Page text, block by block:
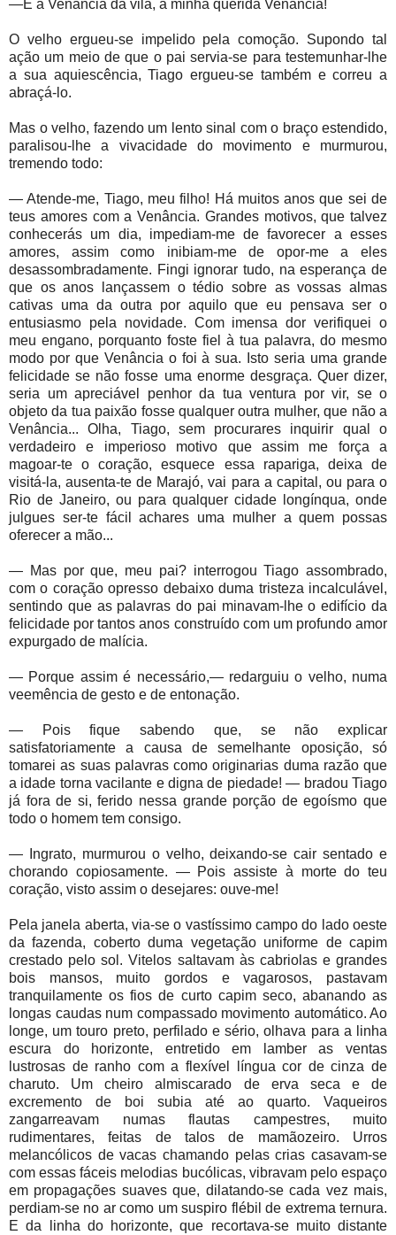
—É a Venância da vila, a minha querida Venância!
O velho ergueu-se impelido pela comoção. Supondo tal
ação um meio de que o pai servia-se para testemunhar-lhe
a sua aquiescência, Tiago ergueu-se também e correu a
abraçá-lo.
Mas o velho, fazendo um lento sinal com o braço estendido,
paralisou-lhe a vivacidade do movimento e murmurou,
tremendo todo:
— Atende-me, Tiago, meu filho! Há muitos anos que sei de
teus amores com a Venância. Grandes motivos, que talvez
conhecerás um dia, impediam-me de favorecer a esses
amores, assim como inibiam-me de opor-me a eles
desassombradamente. Fingi ignorar tudo, na esperança de
que os anos lançassem o tédio sobre as vossas almas
cativas uma da outra por aquilo que eu pensava ser o
entusiasmo pela novidade. Com imensa dor verifiquei o
meu engano, porquanto foste fiel à tua palavra, do mesmo
modo por que Venância o foi à sua. Isto seria uma grande
felicidade se não fosse uma enorme desgraça. Quer dizer,
seria um apreciável penhor da tua ventura por vir, se o
objeto da tua paixão fosse qualquer outra mulher, que não a
Venância... Olha, Tiago, sem procurares inquirir qual o
verdadeiro e imperioso motivo que assim me força a
magoar-te o coração, esquece essa rapariga, deixa de
visitá-la, ausenta-te de Marajó, vai para a capital, ou para o
Rio de Janeiro, ou para qualquer cidade longínqua, onde
julgues ser-te fácil achares uma mulher a quem possas
oferecer a mão...
— Mas por que, meu pai? interrogou Tiago assombrado,
com o coração opresso debaixo duma tristeza incalculável,
sentindo que as palavras do pai minavam-lhe o edifício da
felicidade por tantos anos construído com um profundo amor
expurgado de malícia.
— Porque assim é necessário,— redarguiu o velho, numa
veemência de gesto e de entonação.
— Pois fique sabendo que, se não explicar
satisfatoriamente a causa de semelhante oposição, só
tomarei as suas palavras como originarias duma razão que
a idade torna vacilante e digna de piedade! — bradou Tiago
já fora de si, ferido nessa grande porção de egoísmo que
todo o homem tem consigo.
— Ingrato, murmurou o velho, deixando-se cair sentado e
chorando copiosamente. — Pois assiste à morte do teu
coração, visto assim o desejares: ouve-me!
Pela janela aberta, via-se o vastíssimo campo do lado oeste
da fazenda, coberto duma vegetação uniforme de capim
crestado pelo sol. Vitelos saltavam às cabriolas e grandes
bois mansos, muito gordos e vagarosos, pastavam
tranquilamente os fios de curto capim seco, abanando as
longas caudas num compassado movimento automático. Ao
longe, um touro preto, perfilado e sério, olhava para a linha
escura do horizonte, entretido em lamber as ventas
lustrosas de ranho com a flexível língua cor de cinza de
charuto. Um cheiro almiscarado de erva seca e de
excremento de boi subia até ao quarto. Vaqueiros
zangarreavam numas flautas campestres, muito
rudimentares, feitas de talos de mamãozeiro. Urros
melancólicos de vacas chamando pelas crias casavam-se
com essas fáceis melodias bucólicas, vibravam pelo espaço
em propagações suaves que, dilatando-se cada vez mais,
perdiam-se no ar como um suspiro flébil de extrema ternura.
E da linha do horizonte, que recortava-se muito distante